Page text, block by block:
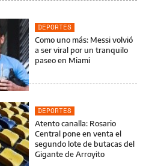
DEPORTES
Como uno más: Messi volvió
a ser viral por un tranquilo
paseo en Miami
DEPORTES
Atento canalla: Rosario
Central pone en venta el
segundo lote de butacas del
Gigante de Arroyito